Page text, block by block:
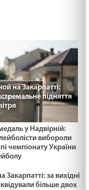
файно
/1481/
чи воно - тобі? Лк 18:18-
на Закарпатті:
підняття
у Надвірній:
вибороли
чемпіонату України
Закарпатті: за вихідні
більше двох